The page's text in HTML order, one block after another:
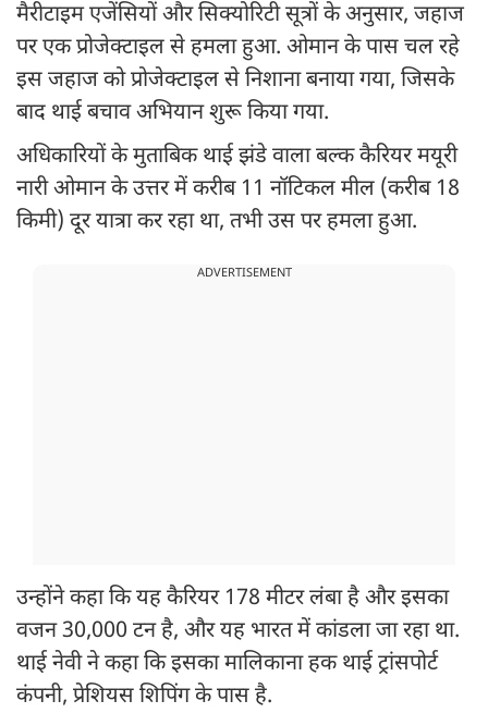
मैरीटाइम एजेंसियों और सिक्योरिटी सूत्रों के अनुसार, जहाज
पर एक प्रोजेक्टाइल से हमला हुआ. ओमान के पास चल रहे
इस जहाज को प्रोजेक्टाइल से निशाना बनाया गया, जिसके
बाद थाई बचाव अभियान शुरू किया गया.
अधिकारियों के मुताबिक थाई झंडे वाला बल्क कैरियर मयूरी
नारी ओमान के उत्तर में करीब 11 नॉटिकल मील (करीब 18
किमी) दूर यात्रा कर रहा था, तभी उस पर हमला हुआ.
ADVERTISEMENT
उन्होंने कहा कि यह कैरियर 178 मीटर लंबा है और इसका
वजन 30,000 टन है, और यह भारत में कांडला जा रहा था.
थाई नेवी ने कहा कि इसका मालिकाना हक थाई ट्रांसपोर्ट
कंपनी, प्रेशियस शिपिंग के पास है.